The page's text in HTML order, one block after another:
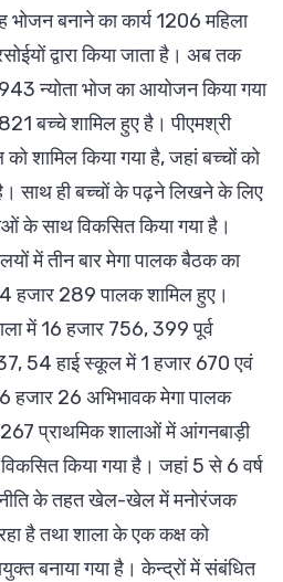
भोजन बनाने का कार्य 1206 महिला
द्वारा किया जाता है। अब तक
न्योता भोज का आयोजन किया गया
बच्चे शामिल हुए है। पीएमश्री
शामिल किया गया है, जहां बच्चों को
है। साथ ही बच्चों के पढ़ने लिखने के लिए
के साथ विकसित किया गया है।
में तीन बार मेगा पालक बैठक का
हजार 289 पालक शामिल हुए।
में 16 हजार 756, 399 पूर्व
54 हाई स्कूल में 1 हजार 670 एवं
हजार 26 अभिभावक मेगा पालक
प्राथमिक शालाओं में आंगनबाड़ी
किया गया है। जहां 5 से 6 वर्ष
नीति के तहत खेल-खेल में मनोरंजक
है तथा शाला के एक कक्ष को
बनाया गया है। केन्द्रों में संबंधित